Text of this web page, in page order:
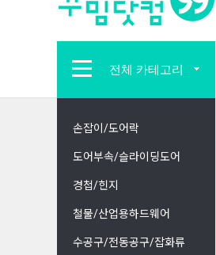
전체 카테고리
손잡이/도어락
도어부속/슬라이딩도어
경첩/힌지
철물/산업용하드웨어
수공구/전동공구/잡화류